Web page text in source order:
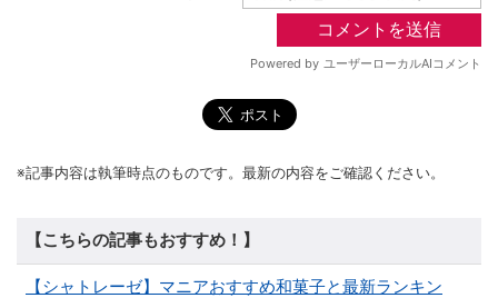
※記事内容は執筆時点のものです。最新の内容をご確認ください。
【こちらの記事もおすすめ！】
【シャトレーゼ】マニアおすすめ和菓子と最新ランキン